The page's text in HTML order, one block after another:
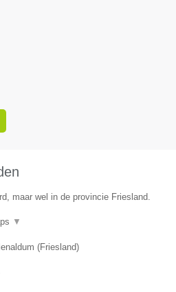
maar wel in de provincie Friesland.
▼
(Friesland)